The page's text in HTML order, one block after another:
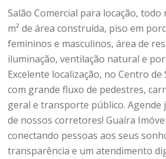
Salão Comercial para locação, todo
m² de área construída, piso em
femininos e masculinos, área de
iluminação, ventilação natural e
Excelente localização, no Centro de
com grande fluxo de pedestres,
geral e transporte público. Agende
de nossos corretores! Guaíra
conectando pessoas aos seus
transparência e um atendimento